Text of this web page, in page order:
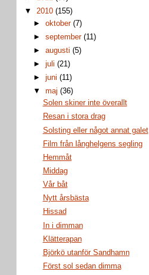
▼ 2010 (155)
►oktober(7)
►september(11)
►augusti(5)
►juli(21)
►juni(11)
▼maj(36)
Solen skiner inte överallt
Resan i stora drag
Solsting eller något annat galet
Film från långhelgens segling
Hemmåt
Middag
Vår båt
Nytt årsbästa
Hissad
In i dimman
Klätterapan
Björkö utanför Sandhamn
Först sol sedan dimma